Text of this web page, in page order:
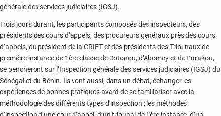
générale des services judiciaires (IGSJ).
Trois jours durant, les participants composés des inspecteurs, des
présidents des cours d’appels, des procureurs généraux près des cours
d’appels, du président de la CRIET et des présidents des Tribunaux de
première instance de 1ère classe de Cotonou, d’Abomey et de Parakou,
se pencheront sur l’Inspection générale des services judiciaires (IGSJ) du
Sénégal et du Bénin. Ils vont aussi, dans un débat, échanger les
expériences de bonnes pratiques avant de se familiariser avec la
méthodologie des différents types d’inspection ; les méthodes